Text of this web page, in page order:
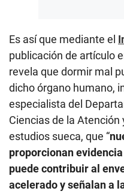
Es así que mediante el
publicación de artículo
revela que dormir mal
dicho órgano humano,
especialista del
Ciencias de la Atención
estudios sueca, que “
proporcionan
puede contribuir al
acelerado y señalan a